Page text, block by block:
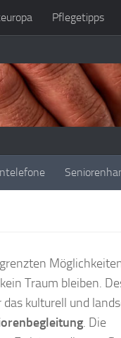
Pflegetipps
Traum bleiben.
kulturell und
. Die